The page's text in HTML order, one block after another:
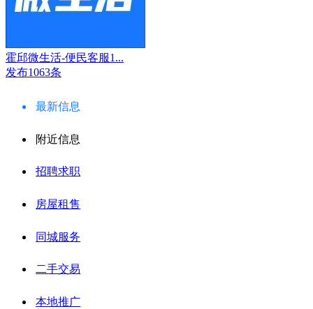
霍邱微生活-便民客服1...
发布1063条
最新信息
附近信息
招聘求职
房屋租售
同城服务
二手交易
本地推广